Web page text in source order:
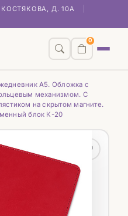
Д. 10А
0
А5. Обложка с
механизмом. С
на скрытом магните.
блок К-20
♡